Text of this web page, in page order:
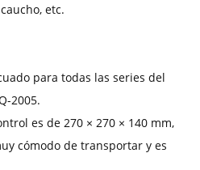
etc.
para todas las series del
2005.
es de 270 × 270 × 140 mm,
cómodo de transportar y es